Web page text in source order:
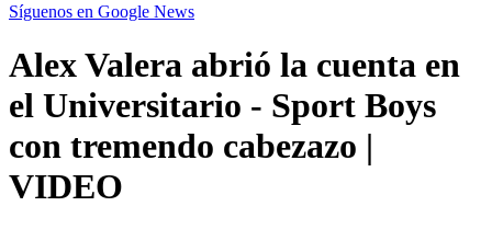
Síguenos en Google News
Alex Valera abrió la cuenta en
el Universitario - Sport Boys
con tremendo cabezazo |
VIDEO